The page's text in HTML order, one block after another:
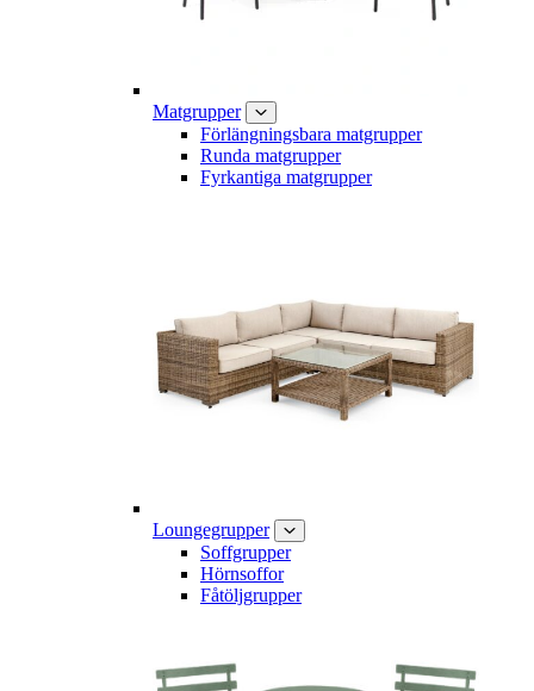
Matgrupper
Förlängningsbara matgrupper
Runda matgrupper
Fyrkantiga matgrupper
Loungegrupper
Soffgrupper
Hörnsoffor
Fåtöljgrupper